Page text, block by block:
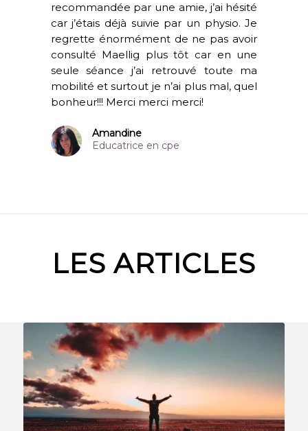
recommandée par une amie, j’ai hésité
car j’étais déjà suivie par un physio. Je
regrette énormément de ne pas avoir
consulté Maellig plus tôt car en une
seule séance j’ai retrouvé toute ma
mobilité et surtout je n’ai plus mal, quel
bonheur!!! Merci merci merci!
Amandine
Educatrice en cpe
LES ARTICLES